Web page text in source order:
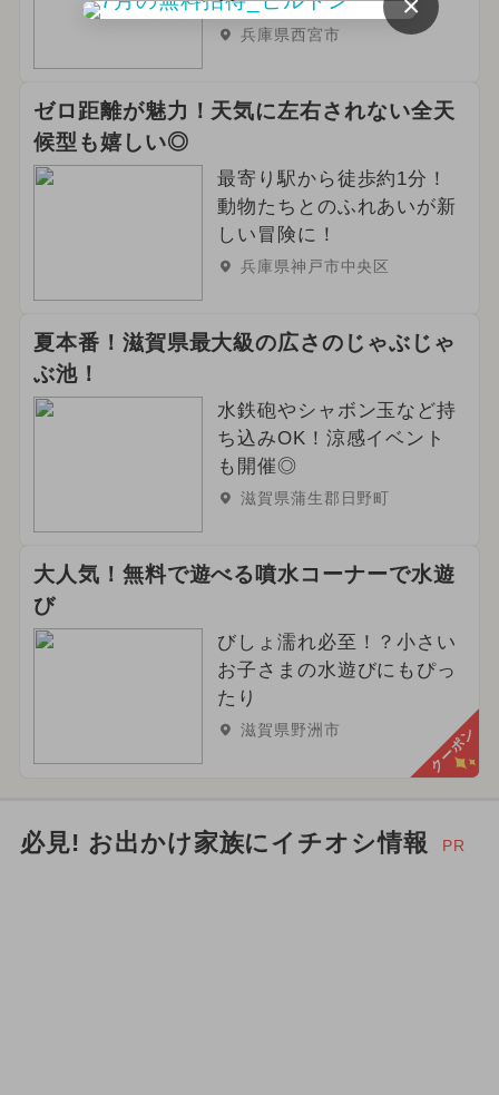
兵庫県西宮市
ゼロ距離が魅力！天気に左右されない全天
候型も嬉しい◎
最寄り駅から徒歩約1分！
動物たちとのふれあいが新
しい冒険に！
兵庫県神戸市中央区
夏本番！滋賀県最大級の広さのじゃぶじゃ
ぶ池！
水鉄砲やシャボン玉など持
ち込みOK！涼感イベント
も開催◎
滋賀県蒲生郡日野町
大人気！無料で遊べる噴水コーナーで水遊
び
びしょ濡れ必至！？小さい
お子さまの水遊びにもぴっ
たり
滋賀県野洲市 クーポン
必見! お出かけ家族にイチオシ情報 PR